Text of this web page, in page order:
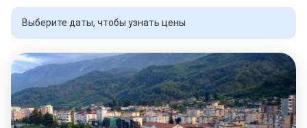
Выберите даты, чтобы узнать цены